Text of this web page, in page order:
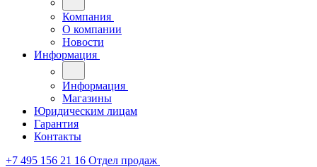
Компания
О компании
Новости
Информация
Информация
Магазины
Юридическим лицам
Гарантия
Контакты
+7 495 156 21 16 Отдел продаж